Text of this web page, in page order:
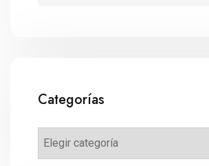
Categorías